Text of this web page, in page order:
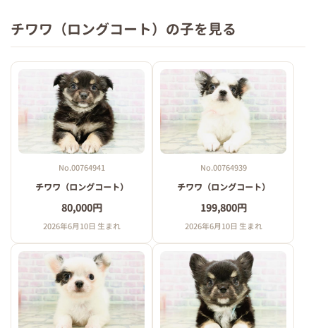
チワワ（ロングコート）の子を見る
No.00764941
チワワ（ロングコート）
80,000円
2026年6月10日 生まれ
No.00764939
チワワ（ロングコート）
199,800円
2026年6月10日 生まれ